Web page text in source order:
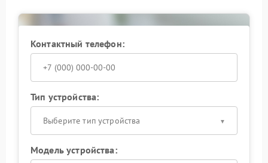
Контактный телефон:
Тип устройства:
Выберите тип устройства
Модель устройства: